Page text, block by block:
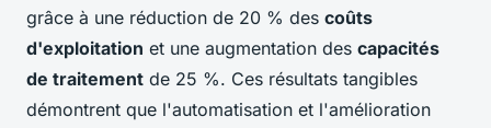
grâce à une réduction de 20 % des coûts
d'exploitation et une augmentation des capacités
de traitement de 25 %. Ces résultats tangibles
démontrent que l'automatisation et l'amélioration